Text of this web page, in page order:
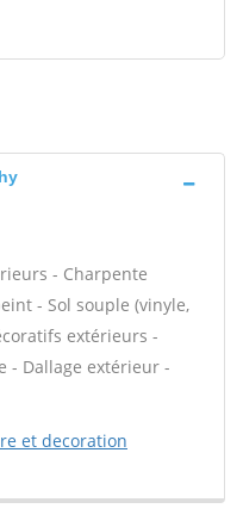
- Charpente
- Sol souple (vinyle,
extérieurs -
- Dallage extérieur -
et decoration